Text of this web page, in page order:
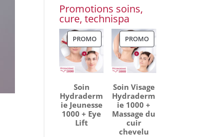
Promotions soins,
cure, technispa
PROMOPRODUIT
EN
PROMOTION
Soin
Hydraderm
ie Jeunesse
1000 + Eye
Lift
PROMOPRODUIT
EN
PROMOTION
Soin Visage
Hydraderm
ie 1000 +
Massage du
cuir
chevelu